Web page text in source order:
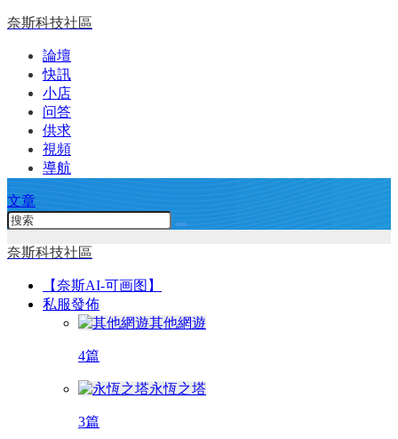
奈斯科技社區
論壇
快訊
小店
问答
供求
視頻
導航
文章
奈斯科技社區
【奈斯AI-可画图】
私服發佈
其他網遊
4篇
永恆之塔
3篇